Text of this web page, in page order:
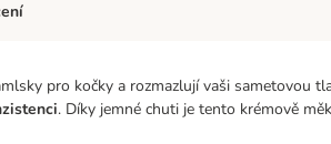
pro kočky a rozmazlují vaši sametovou
. Díky jemné chuti je tento krémově